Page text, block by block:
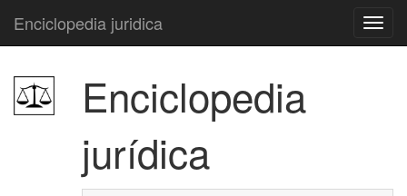
Enciclopedia juridica
Enciclopedia
jurídica